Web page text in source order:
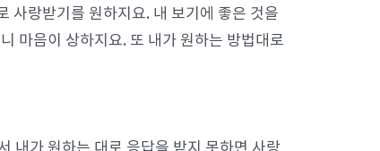
사랑받기를 원하지요. 내 보기에 좋은 것을
마음이 상하지요. 또 내가 원하는 방법대로